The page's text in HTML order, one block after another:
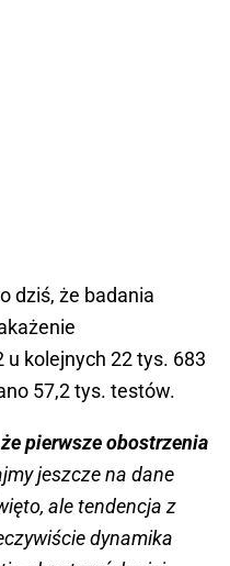
dziś, że badania
u kolejnych 22 tys. 683
57,2 tys. testów.
pierwsze obostrzenia
jeszcze na dane
ale tendencja z
dynamika